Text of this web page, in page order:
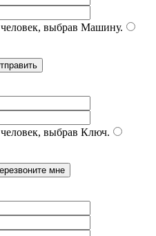
выбрав Машину.
выбрав Ключ.